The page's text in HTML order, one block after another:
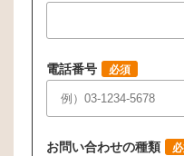
電話番号 必須
お問い合わせの種類